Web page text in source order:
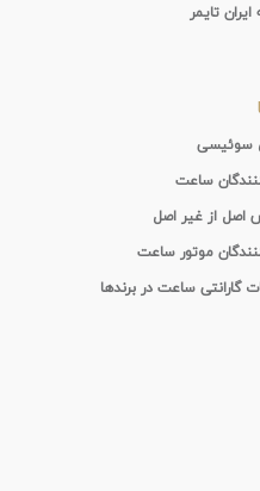
تایمر
سوئیسی
ساعت
از غیر اصل
موتور ساعت
گارانتی ساعت در برندها